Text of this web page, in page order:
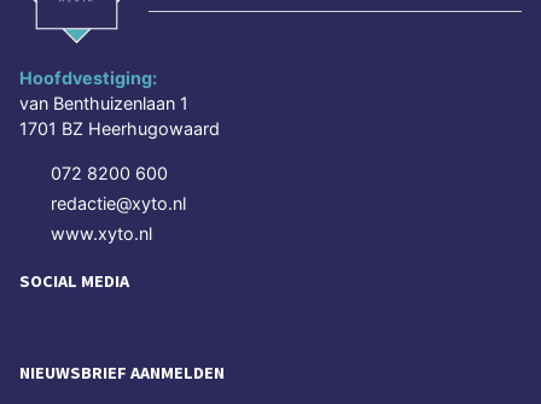
Hoofdvestiging:
van Benthuizenlaan 1
1701 BZ Heerhugowaard
072 8200 600
redactie@xyto.nl
www.xyto.nl
SOCIAL MEDIA
NIEUWSBRIEF AANMELDEN